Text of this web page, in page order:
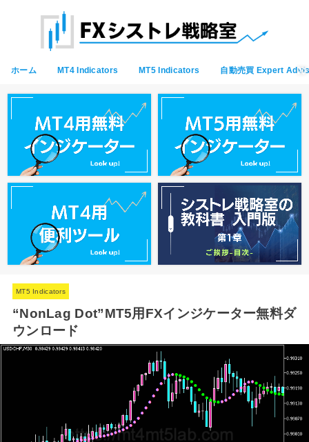
ホーム MT4 Indicators MT5 Indicators 自動売買 Expert
MT5 Indicators
“NonLag Dot”MT5用FXインジケーター無料ダ
ウンロード